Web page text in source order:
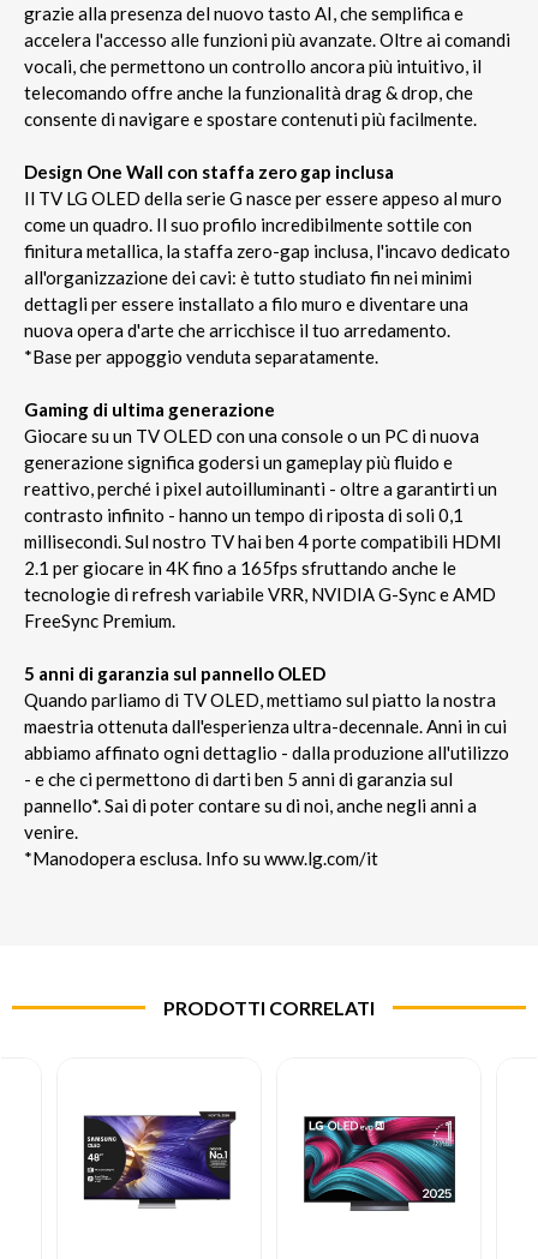
grazie alla presenza del nuovo tasto AI, che semplifica e
accelera l'accesso alle funzioni più avanzate. Oltre ai comandi
vocali, che permettono un controllo ancora più intuitivo, il
telecomando offre anche la funzionalità drag & drop, che
consente di navigare e spostare contenuti più facilmente.
Design One Wall con staffa zero gap inclusa
Il TV LG OLED della serie G nasce per essere appeso al muro
come un quadro. Il suo profilo incredibilmente sottile con
finitura metallica, la staffa zero-gap inclusa, l'incavo dedicato
all'organizzazione dei cavi: è tutto studiato fin nei minimi
dettagli per essere installato a filo muro e diventare una
nuova opera d'arte che arricchisce il tuo arredamento.
*Base per appoggio venduta separatamente.
Gaming di ultima generazione
Giocare su un TV OLED con una console o un PC di nuova
generazione significa godersi un gameplay più fluido e
reattivo, perché i pixel autoilluminanti - oltre a garantirti un
contrasto infinito - hanno un tempo di riposta di soli 0,1
millisecondi. Sul nostro TV hai ben 4 porte compatibili HDMI
2.1 per giocare in 4K fino a 165fps sfruttando anche le
tecnologie di refresh variabile VRR, NVIDIA G-Sync e AMD
FreeSync Premium.
5 anni di garanzia sul pannello OLED
Quando parliamo di TV OLED, mettiamo sul piatto la nostra
maestria ottenuta dall'esperienza ultra-decennale. Anni in cui
abbiamo affinato ogni dettaglio - dalla produzione all'utilizzo
- e che ci permettono di darti ben 5 anni di garanzia sul
pannello*. Sai di poter contare su di noi, anche negli anni a
venire.
*Manodopera esclusa. Info su www.lg.com/it
PRODOTTI CORRELATI